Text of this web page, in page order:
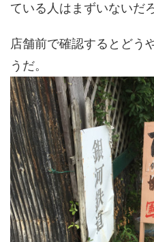
ている人はまずいないだ
店舗前で確認するとどう
うだ。